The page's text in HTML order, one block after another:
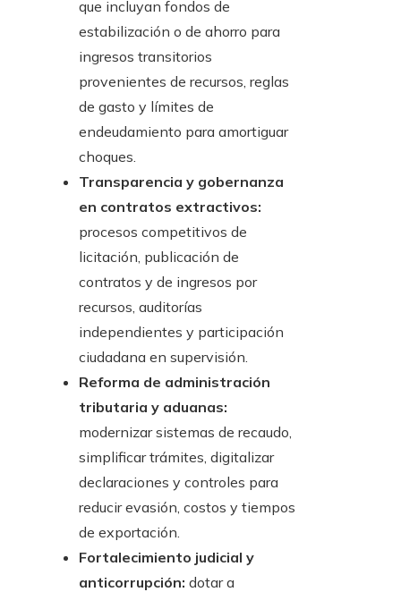
que incluyan fondos de
estabilización o de ahorro para
ingresos transitorios
provenientes de recursos, reglas
de gasto y límites de
endeudamiento para amortiguar
choques.
Transparencia y gobernanza
en contratos extractivos:
procesos competitivos de
licitación, publicación de
contratos y de ingresos por
recursos, auditorías
independientes y participación
ciudadana en supervisión.
Reforma de administración
tributaria y aduanas:
modernizar sistemas de recaudo,
simplificar trámites, digitalizar
declaraciones y controles para
reducir evasión, costos y tiempos
de exportación.
Fortalecimiento judicial y
anticorrupción: dotar a